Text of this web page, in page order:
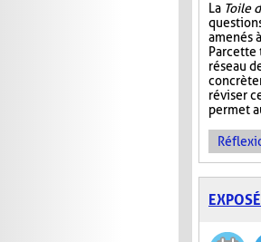
La Toile
amenés
Par
réseau
réviser
permet